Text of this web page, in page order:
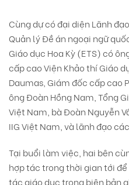
Cùng dự có đại diện Lãnh
Quản lý Đề án ngoại ngữ
Giáo dục Hoa Kỳ (ETS) có
cấp cao Viện Khảo thí Giáo
Daumas, Giám đốc cấp cao
ông Đoàn Hồng Nam, Tổng
Việt Nam, bà Đoàn Nguyễn
IIG Việt Nam, và lãnh đạo
Tại buổi làm việc, hai bên
hợp tác trong thời gian tới
tác giáo dục trong biên bản